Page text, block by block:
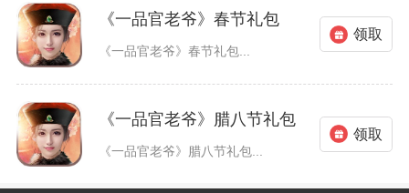
《一品官老爷》春节礼包
《一品官老爷》春节礼包...
领取
《一品官老爷》腊八节礼包
《一品官老爷》腊八节礼包...
领取